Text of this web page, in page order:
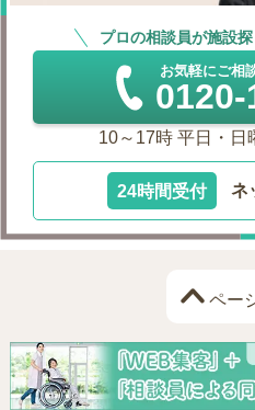
プロの相談員が施設
お気軽にご相
10～17時 平日・日
24時間受付 ネ
ペー